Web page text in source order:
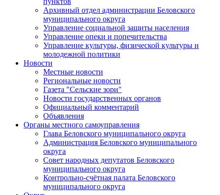
Архивный отдел администрации Беловского
муниципального округа
Управление социальной защиты населения
Управление опеки и попечительства
Управление культуры, физической культуры и
молодежной политики
Новости
Местные новости
Региональные новости
Газета "Сельские зори"
Новости государственных органов
Официальный комментарий
Объявления
Органы местного самоуправления
Глава Беловского муниципального округа
Администрация Беловского муниципального
округа
Совет народных депутатов Беловского
муниципального округа
Контрольно-счётная палата Беловского
муниципального округа